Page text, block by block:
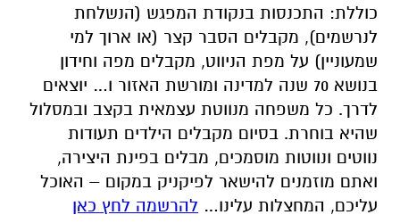
כוללת: התכנסות בנקודת המפגש (הנשלחת
לנרשמים), מקבלים הסבר קצר (או ארוך למי
שמעוניין) על מפת הניווט, מקבלים מפה וחידון
בנושא 70 שנה למדינה ומורשת האזור ו… יוצאים
לדרך. כל משפחה מנווטת עצמאית בקצב ובמסלול
שהיא בוחרת. בסיום מקבלים הילדים תעודות
נווטים ונווטות מוסמכים, מבלים בפינת היצירה,
ואתם מוזמנים להישאר לפיקניק במקום – האוכל
עליכם, המחצלות עלינו… להרשמה לחץ כאן